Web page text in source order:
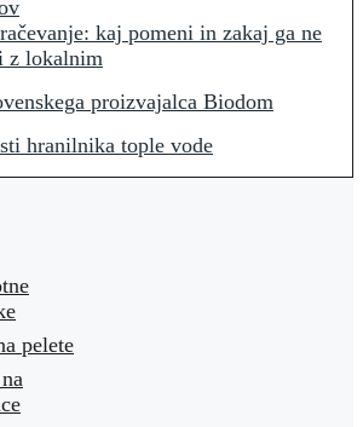
kaj pomeni in zakaj ga ne
z lokalnim
proizvajalca Biodom
hranilnika tople vode
pelete